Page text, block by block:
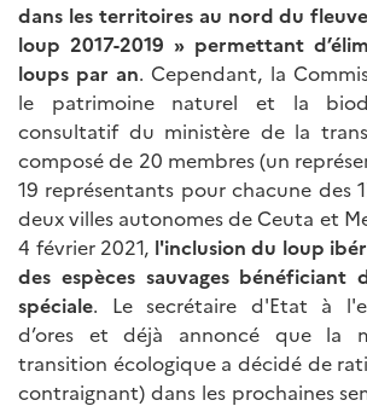
dans les territoires au nord du
loup 2017-2019 » permettant
loups par an. Cependant, la
le patrimoine naturel et la
consultatif du ministère de la
composé de 20 membres (un
19 représentants pour chacune des
deux villes autonomes de Ceuta et
4 février 2021, l'inclusion du loup
des espèces sauvages bénéficiant
spéciale. Le secrétaire d'Etat à
d’ores et déjà annoncé que la
transition écologique a décidé de
contraignant) dans les prochaines